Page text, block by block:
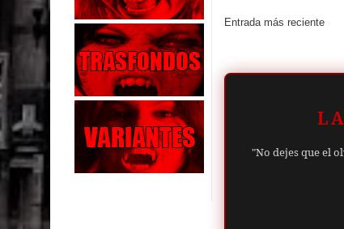
Entrada más reciente
"No dejes que el